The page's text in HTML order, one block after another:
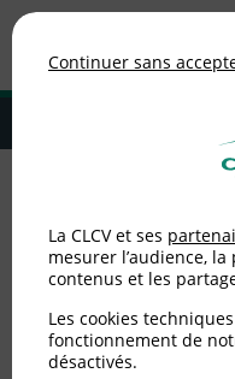
MENU
le recyclage des emballages
P’tit quiz
des
Continuer sans
La CLCV et ses
mesurer l’audience,
contenus et les
Les cookies
fonctionnement de
désactivés.